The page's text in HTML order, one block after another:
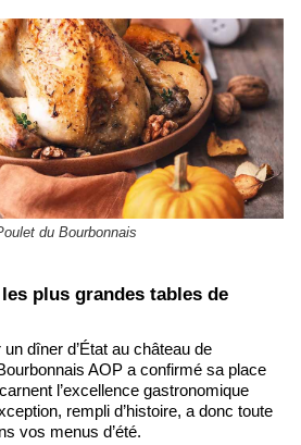
du Bourbonnais
plus grandes tables de
AOP a confirmé sa place
l’excellence gastronomique
rempli d’histoire, a donc toute
vos menus d’été.